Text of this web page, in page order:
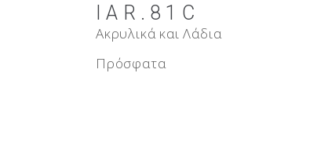
IAR.81C
Ακρυλικά και Λάδια
Πρόσφατα